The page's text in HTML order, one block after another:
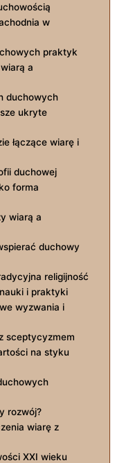
w
praktyk
a
duchowych
‍ukryte
‍łączące wiarę i
duchowej
⁢forma
⁢wiarą ⁢a
duchowy
⁤religijność
‍i praktyki
‍wyzwania i
sceptycyzmem
na styku
rozwój?
wiarę z
XXI ​wieku